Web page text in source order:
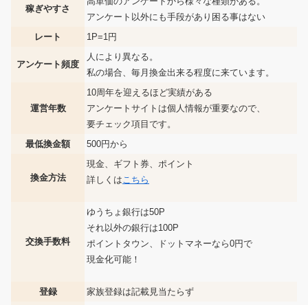
稼ぎやすさ
アンケート以外にも手段があり困る事はない
レート
1P=1円
アンケート頻度
人により異なる。
私の場合、毎月換金出来る程度に来ています。
運営年数
10周年を迎えるほど実績がある
アンケートサイトは個人情報が重要なので、
要チェック項目です。
最低換金額
500円から
換金方法
現金、ギフト券、ポイント
詳しくは こちら
交換手数料
ゆうちょ銀行は50P
それ以外の銀行は100P
ポイントタウン、ドットマネーなら0円で
現金化可能！
登録
家族登録は記載見当たらず